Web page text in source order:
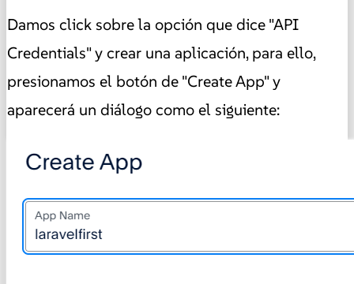
Damos click sobre la opción que dice "API
Credentials" y crear una aplicación, para ello,
presionamos el botón de "Create App" y
aparecerá un diálogo como el siguiente: